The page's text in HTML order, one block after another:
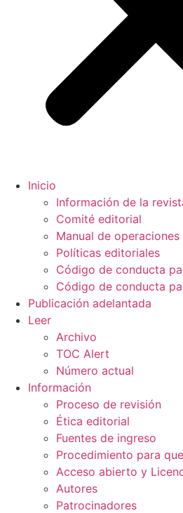
Inicio
Información de la
Comité editorial
Manual de operaciones
Políticas editoriales
Código de conducta
Código de conducta
Publicación adelantada
Leer
Archivo
TOC Alert
Número actual
Información
Proceso de revisión
Ética editorial
Fuentes de ingreso
Procedimiento para
Acceso abierto y
Autores
Patrocinadores